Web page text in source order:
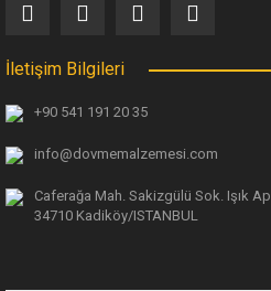
İletişim Bilgileri
+90 541 191 20 35
info@dovmemalzemesi.com
Caferağa Mah. Sakizgülü Sok. Işık Ap.
34710 Kadiköy/ISTANBUL